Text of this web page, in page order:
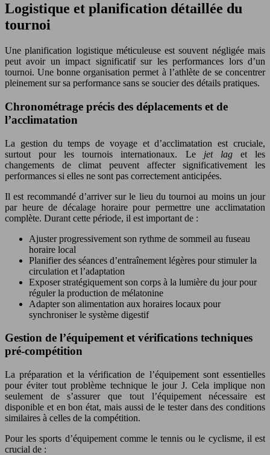
Logistique et planification détaillée du
tournoi
Une planification logistique méticuleuse est souvent négligée mais
peut avoir un impact significatif sur les performances lors d’un
tournoi. Une bonne organisation permet à l’athlète de se concentrer
pleinement sur sa performance sans se soucier des détails pratiques.
Chronométrage précis des déplacements et de
l’acclimatation
La gestion du temps de voyage et d’acclimatation est cruciale,
surtout pour les tournois internationaux. Le jet lag et les
changements de climat peuvent affecter significativement les
performances si elles ne sont pas correctement anticipées.
Il est recommandé d’arriver sur le lieu du tournoi au moins un jour
par heure de décalage horaire pour permettre une acclimatation
complète. Durant cette période, il est important de :
Ajuster progressivement son rythme de sommeil au fuseau
horaire local
Planifier des séances d’entraînement légères pour stimuler la
circulation et l’adaptation
Exposer stratégiquement son corps à la lumière du jour pour
réguler la production de mélatonine
Adapter son alimentation aux horaires locaux pour
synchroniser le système digestif
Gestion de l’équipement et vérifications techniques
pré-compétition
La préparation et la vérification de l’équipement sont essentielles
pour éviter tout problème technique le jour J. Cela implique non
seulement de s’assurer que tout l’équipement nécessaire est
disponible et en bon état, mais aussi de le tester dans des conditions
similaires à celles de la compétition.
Pour les sports d’équipement comme le tennis ou le cyclisme, il est
crucial de :